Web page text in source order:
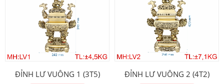
ĐỈNH LƯ VUÔNG 1 (3T5) ĐỈNH LƯ VUÔNG 2 (4T2)